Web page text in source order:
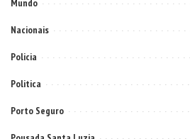
Mundo
Nacionais
Policia
Politica
Porto Seguro